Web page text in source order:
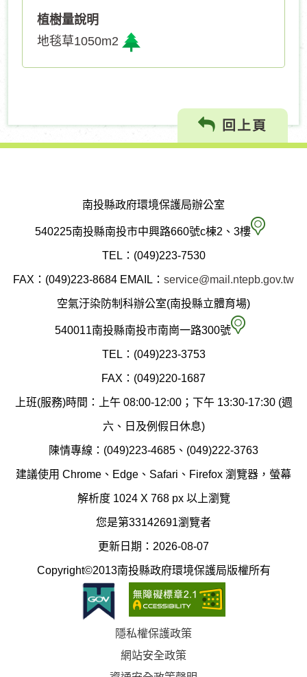
植樹量說明
地毯草1050m2
回上頁
南投縣政府環境保護局辦公室
540225南投縣南投市中興路660號c棟2、3樓 南
縣
保
局
圖
TEL：(049)223-7530
FAX：(049)223-8684 EMAIL： service@mail.ntepb.gov.tw
空氣汙染防制科辦公室(南投縣立體育場)
540011南投縣南投市南崗一路300號 空
染
制
科
(南
TEL：(049)223-3753
FAX：(049)220-1687
上班(服務)時間：上午 08:00-12:00；下午 13:30-17:30 (週
六、日及例假日休息)
陳情專線：(049)223-4685、(049)222-3763
建議使用 Chrome、Edge、Safari、Firefox 瀏覽器，螢幕
解析度 1024 X 768 px 以上瀏覽
您是第33142691瀏覽者
更新日期：2026-08-07
Copyright©2013南投縣政府環境保護局版權所有
隱私權保護政策
網站安全政策